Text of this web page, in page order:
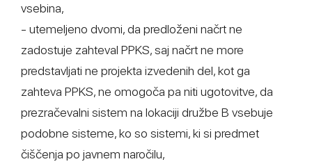
vsebina,
- utemeljeno dvomi, da predloženi načrt ne
zadostuje zahteval PPKS, saj načrt ne more
predstavljati ne projekta izvedenih del, kot ga
zahteva PPKS, ne omogoča pa niti ugotovitve, da
prezračevalni sistem na lokaciji družbe B vsebuje
podobne sisteme, ko so sistemi, ki si predmet
čiščenja po javnem naročilu,